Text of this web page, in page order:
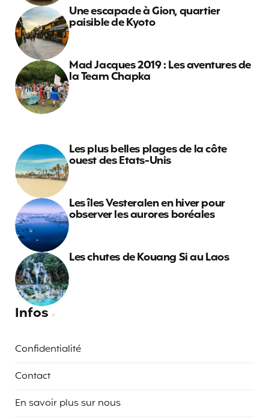
Une escapade à Gion, quartier
paisible de Kyoto
Mad Jacques 2019 : Les aventures de
la Team Chapka
Les plus belles plages de la côte
ouest des Etats-Unis
Les îles Vesteralen en hiver pour
observer les aurores boréales
Les chutes de Kouang Si au Laos
Infos
Confidentialité
Contact
En savoir plus sur nous